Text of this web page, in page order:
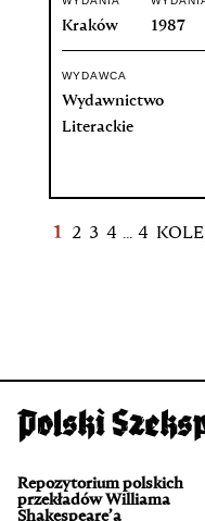
Kraków 1987
WYDAWCA
Wydawnictwo
Literackie
1 2 3 4 ... 4
Repozytorium polskich
przekładów Williama
Shakespeare’a